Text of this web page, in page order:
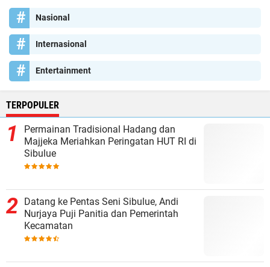
Nasional
Internasional
Entertainment
TERPOPULER
Permainan Tradisional Hadang dan
Majjeka Meriahkan Peringatan HUT RI di
Sibulue
Datang ke Pentas Seni Sibulue, Andi
Nurjaya Puji Panitia dan Pemerintah
Kecamatan